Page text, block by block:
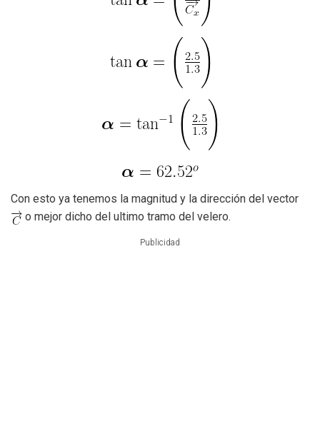
Con esto ya tenemos la magnitud y la dirección del vector
o mejor dicho del ultimo tramo del velero.
Publicidad